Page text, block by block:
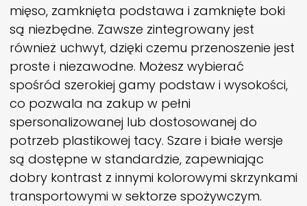
mięso, zamknięta podstawa i zamknięte boki
są niezbędne. Zawsze zintegrowany jest
również uchwyt, dzięki czemu przenoszenie jest
proste i niezawodne. Możesz wybierać
spośród szerokiej gamy podstaw i wysokości,
co pozwala na zakup w pełni
spersonalizowanej lub dostosowanej do
potrzeb plastikowej tacy. Szare i białe wersje
są dostępne w standardzie, zapewniając
dobry kontrast z innymi kolorowymi skrzynkami
transportowymi w sektorze spożywczym.